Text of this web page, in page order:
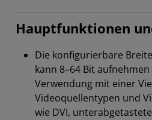
Hauptfunktionen
Die konfigurierbare
kann 8–64 Bit
Verwendung mit einer
Videoquellentypen und
wie DVI,